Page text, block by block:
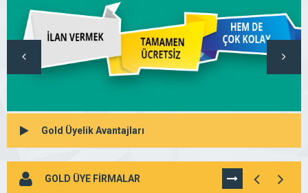
Gold Üyelik Avantajları
GOLD ÜYE FİRMALAR TÜMÜNÜ